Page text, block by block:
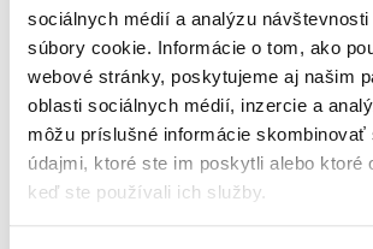
sociálnych médií a analýzu
súbory cookie. Informácie o tom, ako
webové stránky, poskytujeme aj našim
oblasti sociálnych médií, inzercie a
môžu príslušné informácie skombinovať
údajmi, ktoré ste im poskytli alebo ktoré
keď ste používali ich služby.
vývoja označovania výrobkov
rozsudky a rozhodnutia Súdneho
veciach označení...
Judikatúra